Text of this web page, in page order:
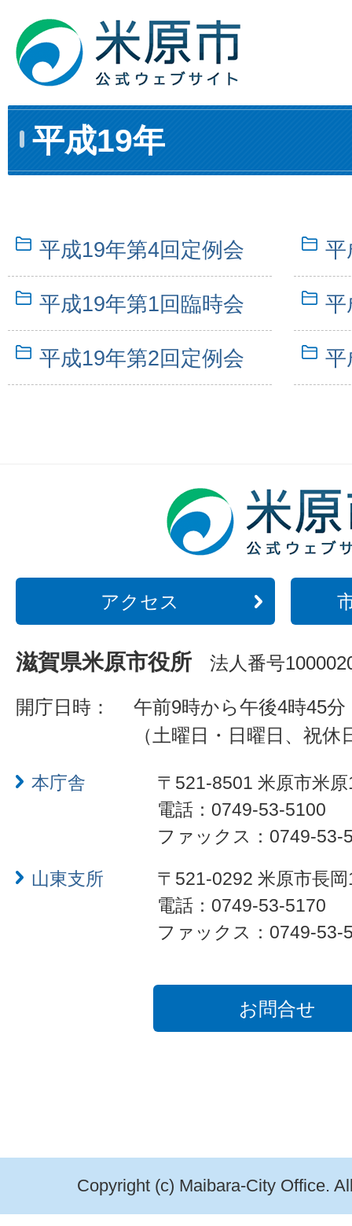
平成19年
平成19年第4回定例会 平
平成19年第1回臨時会 平
平成19年第2回定例会 平
アクセス
滋賀県米原市役所 法人番号
開庁日時：
午前9時から午後4時45分
（土曜日・日曜日、祝
本庁舎
〒521-8501 米原市米
電話：0749-53-5100
ファックス：0749-53-
山東支所
〒521-0292 米原市長
電話：0749-53-5170
ファックス：0749-53-
お問合せ
Copyright (c) Maibara-City Office.